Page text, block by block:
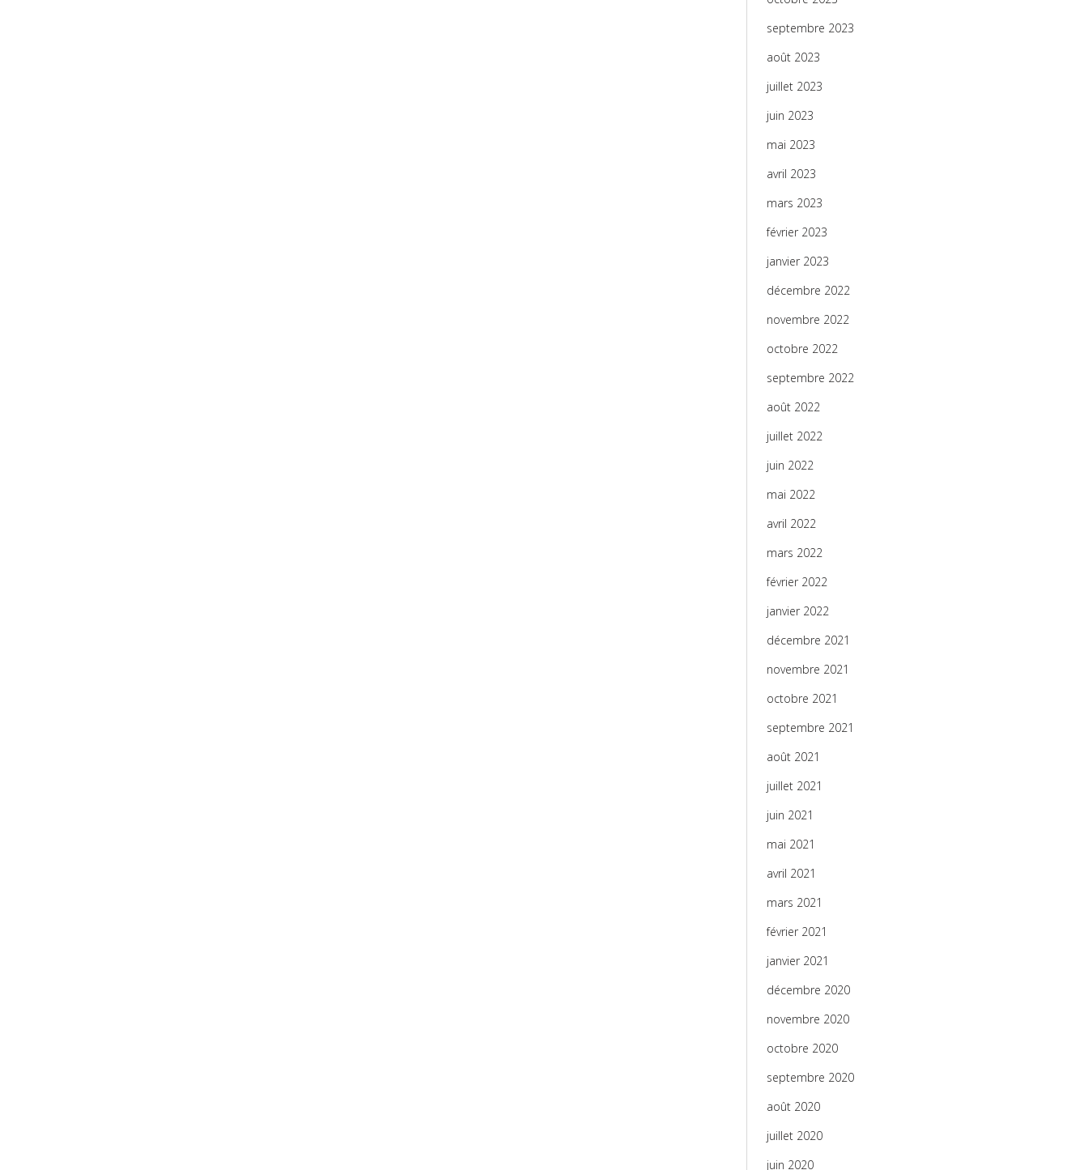
septembre 2023
août 2023
juillet 2023
juin 2023
mai 2023
avril 2023
mars 2023
février 2023
janvier 2023
décembre 2022
novembre 2022
octobre 2022
septembre 2022
août 2022
juillet 2022
juin 2022
mai 2022
avril 2022
mars 2022
février 2022
janvier 2022
décembre 2021
novembre 2021
octobre 2021
septembre 2021
août 2021
juillet 2021
juin 2021
mai 2021
avril 2021
mars 2021
février 2021
janvier 2021
décembre 2020
novembre 2020
octobre 2020
septembre 2020
août 2020
juillet 2020
juin 2020